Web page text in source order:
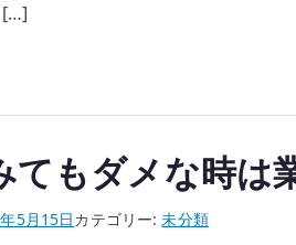
[…]
てもダメな時は
5月15日カテゴリー:未分類